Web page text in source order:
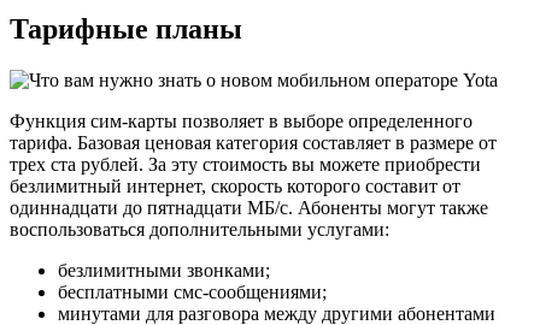
Тарифные планы
Функция сим-карты позволяет в выборе определенного
тарифа. Базовая ценовая категория составляет в размере от
трех ста рублей. За эту стоимость вы можете приобрести
безлимитный интернет, скорость которого составит от
одиннадцати до пятнадцати МБ/с. Абоненты могут также
воспользоваться дополнительными услугами:
безлимитными звонками;
бесплатными смс-сообщениями;
минутами для разговора между другими абонентами